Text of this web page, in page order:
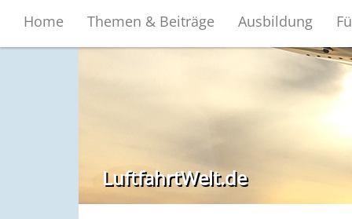
Home Themen & Beiträge Ausbildung
LuftfahrtWelt.de